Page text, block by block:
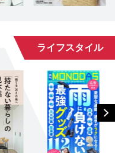
ライフスタイル